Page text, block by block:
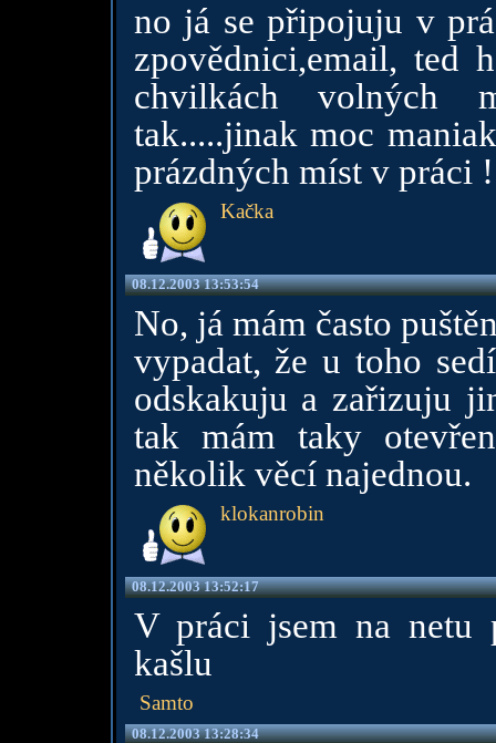
no já se připojuju v
zpovědnici,email, ted
chvilkách volných
tak.....jinak moc
prázdných míst v práci
Kačka
08.12.2003 13:53:54
No, já mám často
vypadat, že u toho
odskakuju a zařizuju
tak mám taky
několik věcí najednou.
klokanrobin
08.12.2003 13:52:17
V práci jsem na netu
kašlu
Samto
08.12.2003 13:28:34